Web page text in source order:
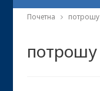
Почетна потрошу
потрошу